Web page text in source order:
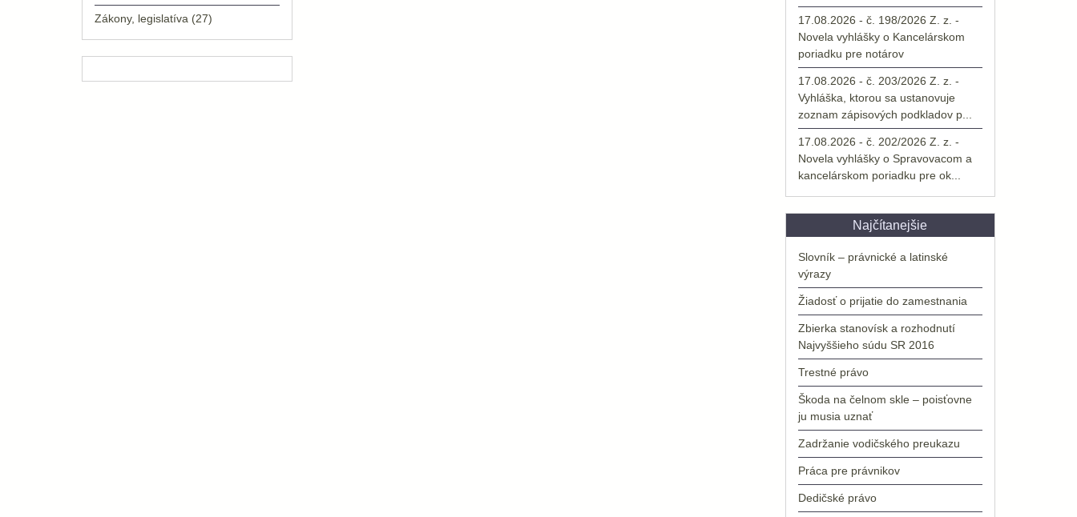
17.08.2026 - č. 198/2026 Z. z. -
Novela vyhlášky o Kancelárskom
poriadku pre notárov
17.08.2026 - č. 203/2026 Z. z. -
Vyhláška, ktorou sa ustanovuje
zoznam zápisových podkladov p...
17.08.2026 - č. 202/2026 Z. z. -
Novela vyhlášky o Spravovacom a
kancelárskom poriadku pre ok...
Najčítanejšie
Slovník – právnické a latinské
výrazy
Žiadosť o prijatie do zamestnania
Zbierka stanovísk a rozhodnutí
Najvyššieho súdu SR 2016
Trestné právo
Škoda na čelnom skle – poisťovne
ju musia uznať
Zadržanie vodičského preukazu
Práca pre právnikov
Dedičské právo
Zákony, legislatíva (27)